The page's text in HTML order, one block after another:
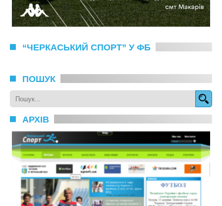
“ЧЕРКАСЬКИЙ СПОРТ” У ФБ
ПОШУК
АРХІВ